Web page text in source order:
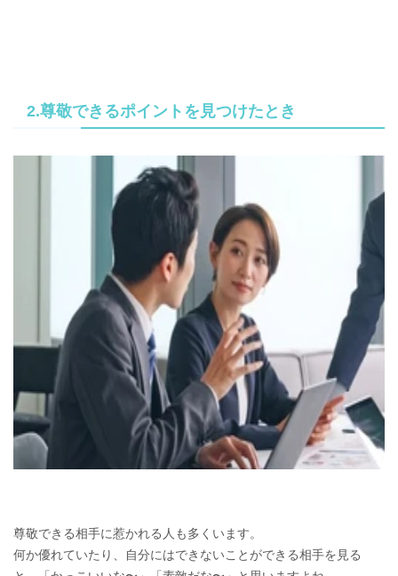
2.尊敬できるポイントを見つけたとき
尊敬できる相手に惹かれる人も多くいます。
何か優れていたり、自分にはできないことができる相手を見る